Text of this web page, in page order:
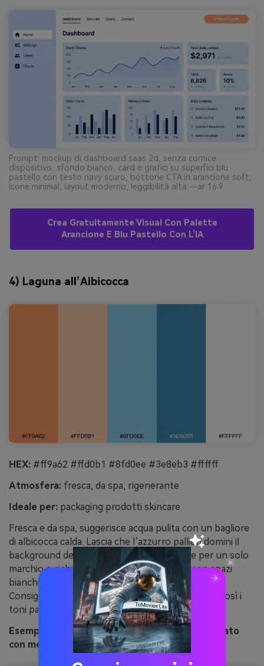
Prompt: mockup di dashboard saas 2d, senza cornice
dispositivo, sfondo bianco, card e grafici su superfici blu
pastello con testo navy scuro, bottone CTA in arancione soft,
icone minimal, layout moderno, leggibilità alta --ar 16:9
Crea Gratuitamente Visual Con Palette
Arancione E Blu Pastello Con L’IA
4) Laguna all’Albicocca
HEX: #ff9a62 #ffd0b1 #8fd0ee #3e8eb3 #ffffff
Atmosfera: fresca, da spa, rigenerante
Ideale per: packaging prodotti skincare
Fresca e da spa, suggerisce acqua pulita con un bagliore
di albicocca calda. Lascia che l’azzurro pallido domini il
background dell’etichetta e usa l’arancione per un solo
marchio o richiamo profumazione. Abbina con spazi
bianchi e finiture opache per un tocco premium.
Consiglio: mantieni la tipografia scura e minimale così i
toni pastello restano calmi, non caotici.
Esempio immagine di laguna all’albicocca generato
con media.io